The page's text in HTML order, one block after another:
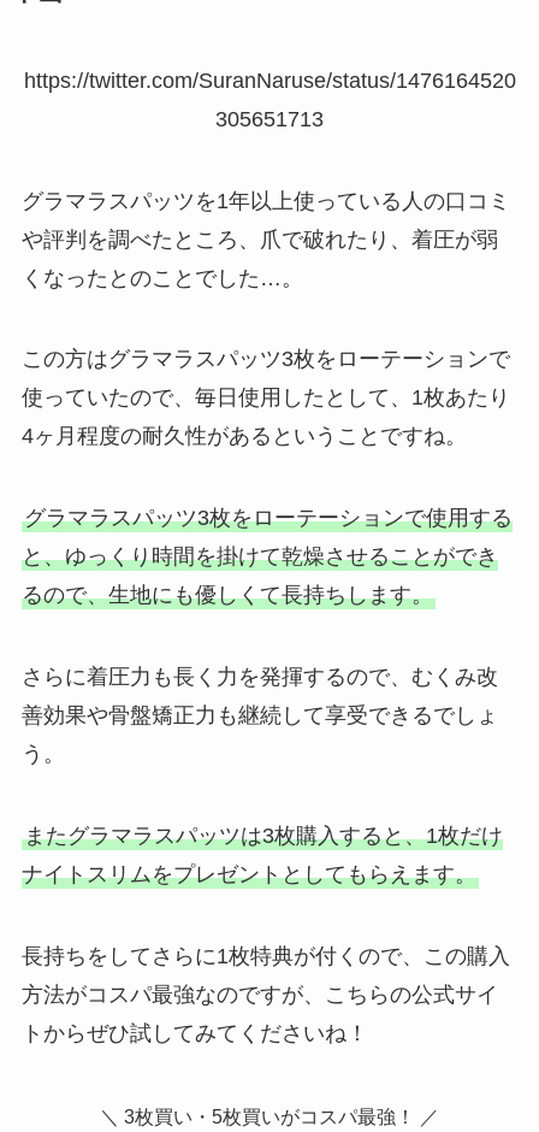
https://twitter.com/SuranNaruse/status/1476164520
305651713
グラマラスパッツを1年以上使っている人の口コミ
や評判を調べたところ、爪で破れたり、着圧が弱
くなったとのことでした…。
この方はグラマラスパッツ3枚をローテーションで
使っていたので、毎日使用したとして、1枚あたり
4ヶ月程度の耐久性があるということですね。
グラマラスパッツ3枚をローテーションで使用する
と、ゆっくり時間を掛けて乾燥させることができ
るので、生地にも優しくて長持ちします。
さらに着圧力も長く力を発揮するので、むくみ改
善効果や骨盤矯正力も継続して享受できるでしょ
う。
またグラマラスパッツは3枚購入すると、1枚だけ
ナイトスリムをプレゼントとしてもらえます。
長持ちをしてさらに1枚特典が付くので、この購入
方法がコスパ最強なのですが、こちらの公式サイ
トからぜひ試してみてくださいね！
＼ 3枚買い・5枚買いがコスパ最強！ ／